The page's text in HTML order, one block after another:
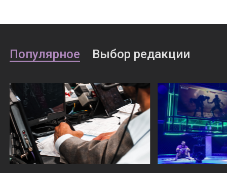
Популярное Выбор редакции